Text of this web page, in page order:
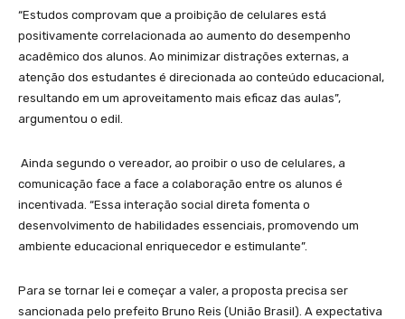
“Estudos comprovam que a proibição de celulares está
positivamente correlacionada ao aumento do desempenho
acadêmico dos alunos. Ao minimizar distrações externas, a
atenção dos estudantes é direcionada ao conteúdo educacional,
resultando em um aproveitamento mais eficaz das aulas”,
argumentou o edil.
Ainda segundo o vereador, ao proibir o uso de celulares, a
comunicação face a face a colaboração entre os alunos é
incentivada. “Essa interação social direta fomenta o
desenvolvimento de habilidades essenciais, promovendo um
ambiente educacional enriquecedor e estimulante”.
Para se tornar lei e começar a valer, a proposta precisa ser
sancionada pelo prefeito Bruno Reis (União Brasil). A expectativa